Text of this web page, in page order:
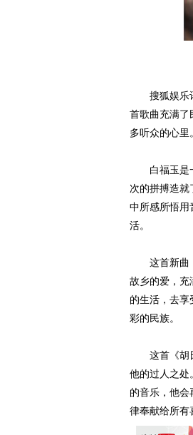
搜狐娱乐讯
首歌曲充满了
多听众的心里。
白福玉是一
次的拼搏造
中所感所悟用
活。
这首新曲《
故乡的爱，充
的生活，去
彩的民族。
这首《胡日
他的过人之处
的音乐，他
律奉献给所有